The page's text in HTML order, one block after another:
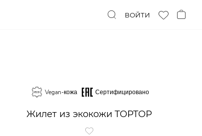
ВОЙТИ
Vegan-кожа Сертифицировано
Жилет из экокожи TOPTOP